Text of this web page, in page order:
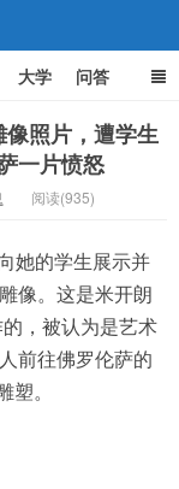
大学 问答
照片，遭学生
一片愤怒
阅读(935)
她的学生展示并
像。这是米开朗
，被认为是艺术
前往佛罗伦萨的
。